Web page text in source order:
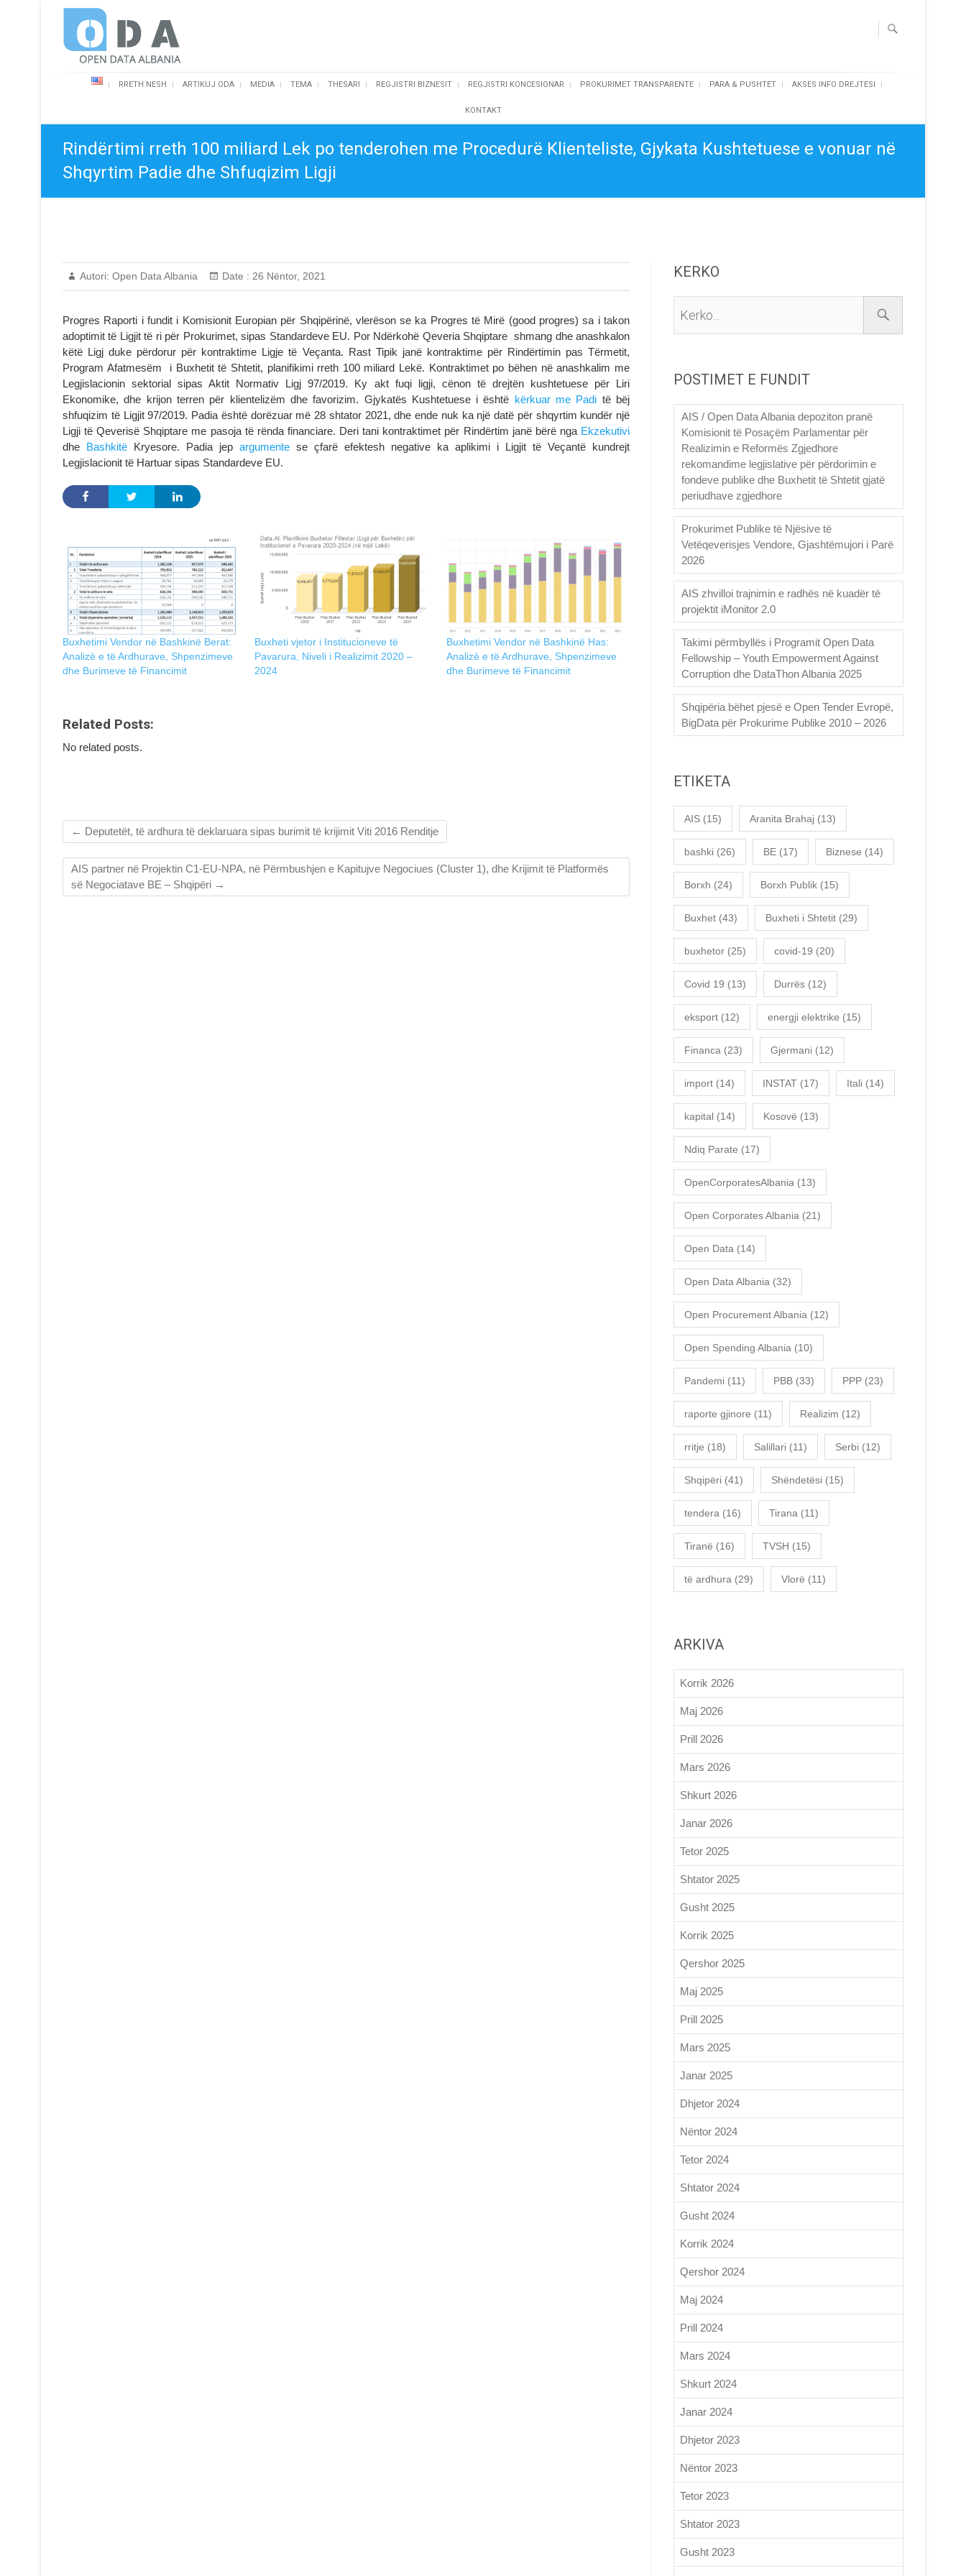
Open Data Albania
RRETH NESH ARTIKUJ ODA MEDIA TEMA THESARI REGJISTRI BIZNESIT REGJISTRI KONCESIONAR PROKURIMET TRANSPARENTE PARA & PUSHTET AKSES INFO DREJTESI
KONTAKT
Rindërtimi rreth 100 miliard Lek po tenderohen me Procedurë Klienteliste, Gjykata Kushtetuese e vonuar në
Shqyrtim Padie dhe Shfuqizim Ligji
Autori: Open Data Albania Date : 26 Nëntor, 2021
Progres Raporti i fundit i Komisionit Europian për Shqipërinë, vlerëson se ka Progres të Mirë (good progres) sa i takon
adoptimit të Ligjit të ri për Prokurimet, sipas Standardeve EU. Por Ndërkohë Qeveria Shqiptare shmang dhe anashkalon
këtë Ligj duke përdorur për kontraktime Ligje të Veçanta. Rast Tipik janë kontraktime për Rindërtimin pas Tërmetit,
Program Afatmesëm i Buxhetit të Shtetit, planifikimi rreth 100 miliard Lekë. Kontraktimet po bëhen në anashkalim me
Legjislacionin sektorial sipas Aktit Normativ Ligj 97/2019. Ky akt fuqi ligji, cënon të drejtën kushtetuese për Liri
Ekonomike, dhe krijon terren për klientelizëm dhe favorizim. Gjykatës Kushtetuese i është kërkuar me Padi të bëj
shfuqizim të Ligjit 97/2019. Padia është dorëzuar më 28 shtator 2021, dhe ende nuk ka një datë për shqyrtim kundër një
Ligji të Qeverisë Shqiptare me pasoja të rënda financiare. Deri tani kontraktimet për Rindërtim janë bërë nga Ekzekutivi
dhe Bashkitë Kryesore. Padia jep argumente se çfarë efektesh negative ka aplikimi i Ligjit të Veçantë kundrejt
Legjislacionit të Hartuar sipas Standardeve EU.
Buxhetimi Vendor në Bashkinë Berat:
Analizë e të Ardhurave, Shpenzimeve
dhe Burimeve të Financimit
Buxheti vjetor i Institucioneve të
Pavarura, Niveli i Realizimit 2020 –
2024
Buxhetimi Vendor në Bashkinë Has:
Analizë e të Ardhurave, Shpenzimeve
dhe Burimeve të Financimit
Related Posts:
No related posts.
← Deputetët, të ardhura të deklaruara sipas burimit të krijimit Viti 2016 Renditje
AIS partner në Projektin C1-EU-NPA, në Përmbushjen e Kapitujve Negociues (Cluster 1), dhe Krijimit të Platformës
së Negociatave BE – Shqipëri →
KERKO
POSTIMET E FUNDIT
AIS / Open Data Albania depoziton pranë
Komisionit të Posaçëm Parlamentar për
Realizimin e Reformës Zgjedhore
rekomandime legjislative për përdorimin e
fondeve publike dhe Buxhetit të Shtetit gjatë
periudhave zgjedhore
Prokurimet Publike të Njësive të
Vetëqeverisjes Vendore, Gjashtëmujori i Parë
2026
AIS zhvilloi trajnimin e radhës në kuadër të
projektit iMonitor 2.0
Takimi përmbyllës i Programit Open Data
Fellowship – Youth Empowerment Against
Corruption dhe DataThon Albania 2025
Shqipëria bëhet pjesë e Open Tender Evropë,
BigData për Prokurime Publike 2010 – 2026
ETIKETA
AIS (15) Aranita Brahaj (13)
bashki (26) BE (17) Biznese (14)
Borxh (24) Borxh Publik (15)
Buxhet (43) Buxheti i Shtetit (29)
buxhetor (25) covid-19 (20)
Covid 19 (13) Durrës (12)
eksport (12) energji elektrike (15)
Financa (23) Gjermani (12)
import (14) INSTAT (17) Itali (14)
kapital (14) Kosovë (13)
Ndiq Parate (17)
OpenCorporatesAlbania (13)
Open Corporates Albania (21)
Open Data (14)
Open Data Albania (32)
Open Procurement Albania (12)
Open Spending Albania (10)
Pandemi (11) PBB (33) PPP (23)
raporte gjinore (11) Realizim (12)
rritje (18) Salillari (11) Serbi (12)
Shqipëri (41) Shëndetësi (15)
tendera (16) Tirana (11)
Tiranë (16) TVSH (15)
të ardhura (29) Vlorë (11)
ARKIVA
Korrik 2026
Maj 2026
Prill 2026
Mars 2026
Shkurt 2026
Janar 2026
Tetor 2025
Shtator 2025
Gusht 2025
Korrik 2025
Qershor 2025
Maj 2025
Prill 2025
Mars 2025
Janar 2025
Dhjetor 2024
Nëntor 2024
Tetor 2024
Shtator 2024
Gusht 2024
Korrik 2024
Qershor 2024
Maj 2024
Prill 2024
Mars 2024
Shkurt 2024
Janar 2024
Dhjetor 2023
Nëntor 2023
Tetor 2023
Shtator 2023
Gusht 2023